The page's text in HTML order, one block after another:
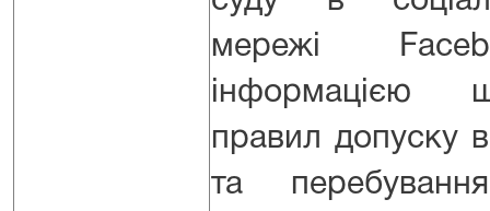
мережі
інформацією
правил допуску
та